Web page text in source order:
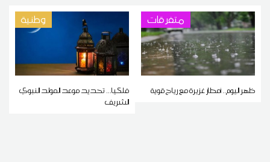
متفرقات
ظهر اليوم.. أمطار غزيرة مع رياح قوية
وطنية
فلكيا... تحديد موعد المولد النبوي
الشريف